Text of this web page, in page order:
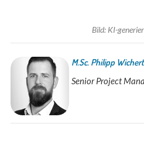
Bild: KI-
M.Sc. Philipp Wichert
Senior Project